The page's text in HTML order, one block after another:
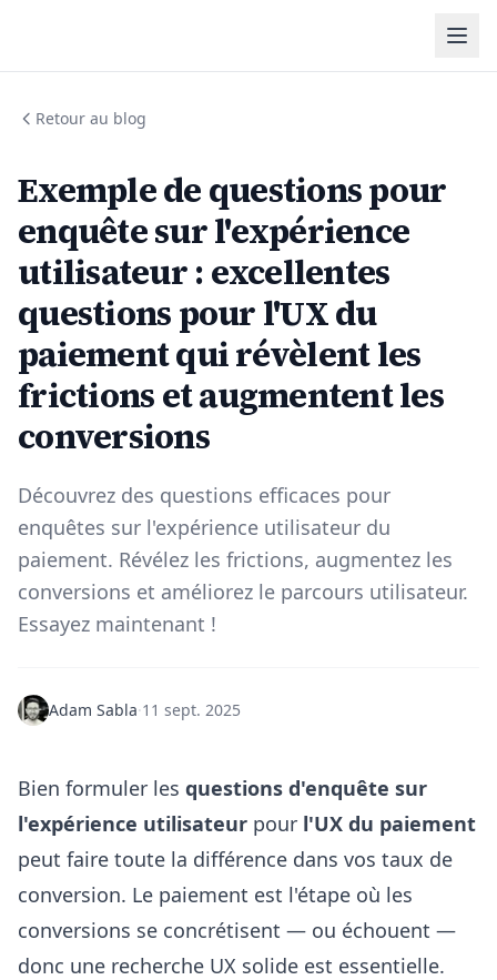
Retour au blog
Exemple de questions pour
enquête sur l'expérience
utilisateur : excellentes
questions pour l'UX du
paiement qui révèlent les
frictions et augmentent les
conversions
Découvrez des questions efficaces pour
enquêtes sur l'expérience utilisateur du
paiement. Révélez les frictions, augmentez les
conversions et améliorez le parcours utilisateur.
Essayez maintenant !
Adam Sabla·11 sept. 2025
Bien formuler les questions d'enquête sur
l'expérience utilisateur pour l'UX du paiement
peut faire toute la différence dans vos taux de
conversion. Le paiement est l'étape où les
conversions se concrétisent — ou échouent —
donc une recherche UX solide est essentielle.